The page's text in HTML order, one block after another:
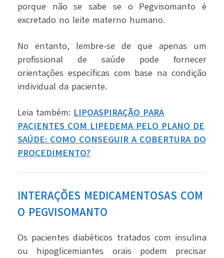
porque não se sabe se o Pegvisomanto é
excretado no leite materno humano.
No entanto, lembre-se de que apenas um
profissional de saúde pode fornecer
orientações específicas com base na condição
individual da paciente.
Leia também: LIPOASPIRAÇÃO PARA
PACIENTES COM LIPEDEMA PELO PLANO DE
SAÚDE: COMO CONSEGUIR A COBERTURA DO
PROCEDIMENTO?
INTERAÇÕES MEDICAMENTOSAS COM
O PEGVISOMANTO
Os pacientes diabéticos tratados com insulina
ou hipoglicemiantes orais podem precisar